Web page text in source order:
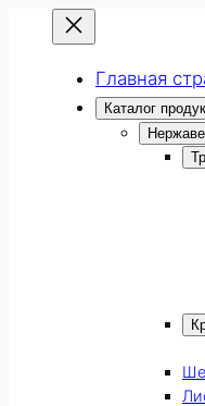
Главная
Каталог